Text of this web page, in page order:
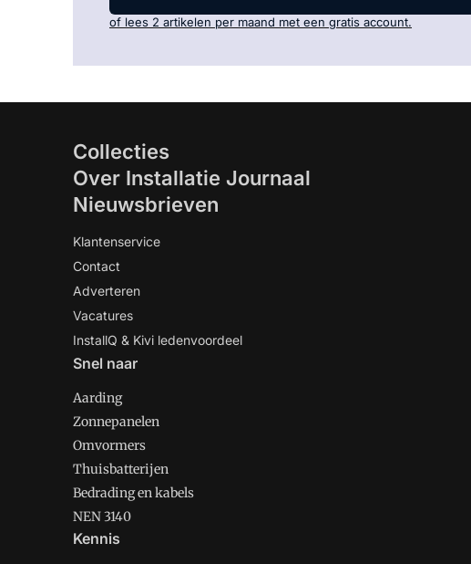
of lees 2 artikelen per maand met een gratis account.
Collecties
Over Installatie Journaal
Nieuwsbrieven
Klantenservice
Contact
Adverteren
Vacatures
InstallQ & Kivi ledenvoordeel
Snel naar
Aarding
Zonnepanelen
Omvormers
Thuisbatterijen
Bedrading en kabels
NEN 3140
Kennis